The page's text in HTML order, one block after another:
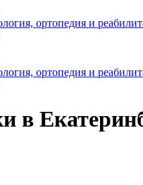
ортопедия и
ортопедия и
в